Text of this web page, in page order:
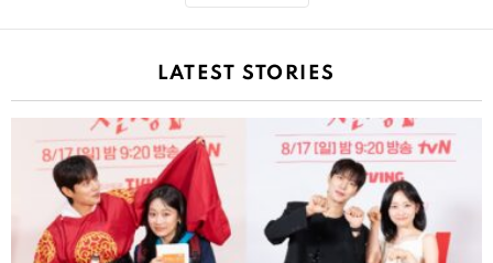
LATEST STORIES